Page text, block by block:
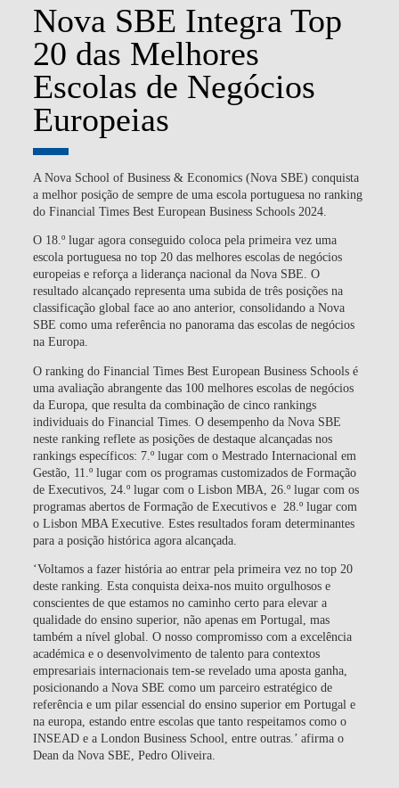
Nova SBE Integra Top
20 das Melhores
Escolas de Negócios
Europeias
A Nova School of Business & Economics (Nova SBE) conquista
a melhor posição de sempre de uma escola portuguesa no ranking
do Financial Times Best European Business Schools 2024.
O 18.º lugar agora conseguido coloca pela primeira vez uma
escola portuguesa no top 20 das melhores escolas de negócios
europeias e reforça a liderança nacional da Nova SBE. O
resultado alcançado representa uma subida de três posições na
classificação global face ao ano anterior, consolidando a Nova
SBE como uma referência no panorama das escolas de negócios
na Europa.
O ranking do Financial Times Best European Business Schools é
uma avaliação abrangente das 100 melhores escolas de negócios
da Europa, que resulta da combinação de cinco rankings
individuais do Financial Times. O desempenho da Nova SBE
neste ranking reflete as posições de destaque alcançadas nos
rankings específicos: 7.º lugar com o Mestrado Internacional em
Gestão, 11.º lugar com os programas customizados de Formação
de Executivos, 24.º lugar com o Lisbon MBA, 26.º lugar com os
programas abertos de Formação de Executivos e 28.º lugar com
o Lisbon MBA Executive. Estes resultados foram determinantes
para a posição histórica agora alcançada.
‘Voltamos a fazer história ao entrar pela primeira vez no top 20
deste ranking. Esta conquista deixa-nos muito orgulhosos e
conscientes de que estamos no caminho certo para elevar a
qualidade do ensino superior, não apenas em Portugal, mas
também a nível global. O nosso compromisso com a excelência
académica e o desenvolvimento de talento para contextos
empresariais internacionais tem-se revelado uma aposta ganha,
posicionando a Nova SBE como um parceiro estratégico de
referência e um pilar essencial do ensino superior em Portugal e
na europa, estando entre escolas que tanto respeitamos como o
INSEAD e a London Business School, entre outras.’ afirma o
Dean da Nova SBE, Pedro Oliveira.